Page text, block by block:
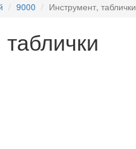
9000 Инструмент, таблички